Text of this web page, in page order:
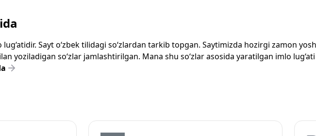
Sayt o‘zbek tilidagi so‘zlardan tarkib topgan. Saytimizda hozirgi zamon
yoziladigan so‘zlar jamlashtirilgan. Mana shu so‘zlar asosida yaratilgan imlo